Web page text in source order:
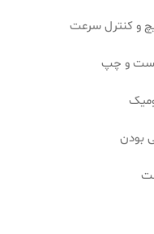
و کنترل سرعت
و چپ
بودن